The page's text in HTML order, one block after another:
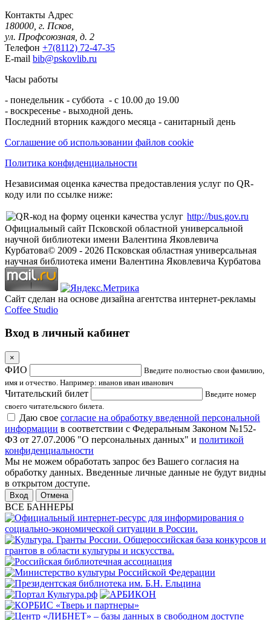
Контакты Адрес
180000, г. Псков,
ул. Профсоюзная, д. 2
Телефон +7(8112) 72-47-35
E-mail bib@pskovlib.ru
Часы работы
- понедельник - суббота - с 10.00 до 19.00
- воскресенье - выходной день.
Последний вторник каждого месяца - санитарный день
Соглашение об использовании файлов cookie
Политика конфиденциальности
Независимая оценка качества предоставления услуг по QR-
коду или по ссылке ниже:
http://bus.gov.ru
Официальный сайт Псковской областной универсальной
научной библиотеки имени Валентина Яковлевича
Курбатова© 2009 - 2026 Псковская областная универсальная
научная библиотека имени Валентина Яковлевича Курбатова
Сайт сделан на основе дизайна агентства интернет-рекламы
Coffee Studio
Вход в личный кабинет
×
ФИО
Введите полностью свои фамилию,
имя и отчество. Например: иванов иван иванович
Читательский билет
Введите номер
своего читательского билета.
Даю свое согласие на обработку введенной персональной
информации в соответствии с Федеральным Законом №152-
ФЗ от 27.07.2006 "О персональных данных" и политикой
конфиденциальности
Мы не можем обработать запрос без Вашего согласия на
обработку данных. Введенные личные данные не будут видны
в открытом доступе.
Отмена
ВСЕ БАННЕРЫ